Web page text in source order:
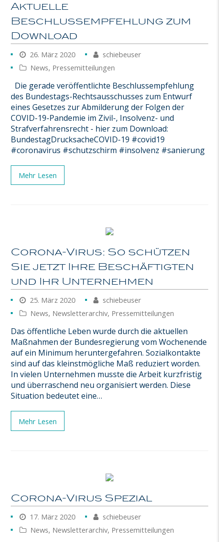
Aktuelle
Beschlussempfehlung zum
Download
26. März 2020
schiebeuser
News, Pressemitteilungen
Die gerade veröffentlichte Beschlussempfehlung
des Bundestags-Rechtsausschusses zum Entwurf
eines Gesetzes zur Abmilderung der Folgen der
COVID-19-Pandemie im Zivil-, Insolvenz- und
Strafverfahrensrecht - hier zum Download:
BundestagDrucksacheCOVID-19 #covid19
#coronavirus #schutzschirm #insolvenz #sanierung
Mehr Lesen
Corona-Virus: So schützen
Sie jetzt Ihre Beschäftigten
und Ihr Unternehmen
25. März 2020
schiebeuser
News, Newsletterarchiv, Pressemitteilungen
Das öffentliche Leben wurde durch die aktuellen
Maßnahmen der Bundesregierung vom Wochenende
auf ein Minimum heruntergefahren. Sozialkontakte
sind auf das kleinstmögliche Maß reduziert worden.
In vielen Unternehmen musste die Arbeit kurzfristig
und überraschend neu organisiert werden. Diese
Situation bedeutet eine…
Mehr Lesen
Corona-Virus Spezial
17. März 2020
schiebeuser
News, Newsletterarchiv, Pressemitteilungen